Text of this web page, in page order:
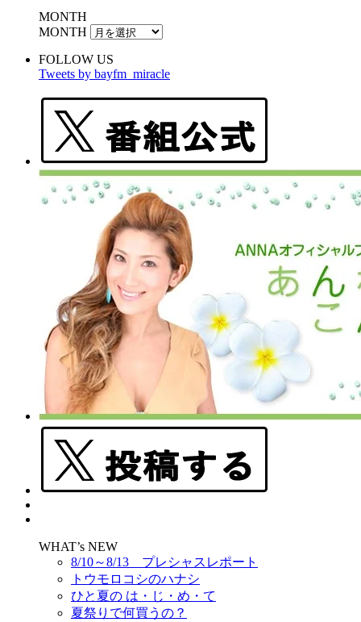
MONTH
MONTH
FOLLOW US
Tweets by bayfm_miracle
WHAT’s NEW
8/10～8/13 プレシャスレポート
トウモロコシのハナシ
ひと夏の は・じ・め・て
夏祭りで何買うの？